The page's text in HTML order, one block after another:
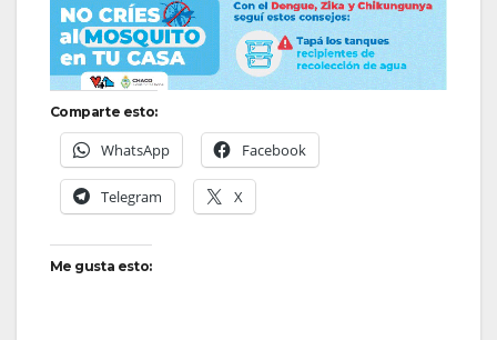
Comparte esto:
WhatsApp Facebook
Telegram X
Me gusta esto: